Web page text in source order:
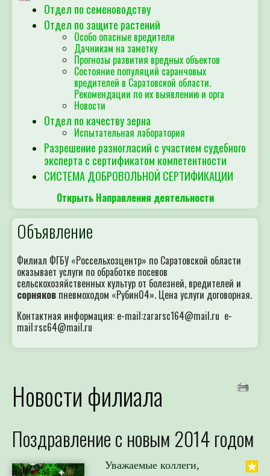
Отдел по семеноводству
Отдел по защите растений
Особо опасные вредители
Дачникам на заметку
Прогнозы развития вредных объектов
Состояние популяций саранчовых
вредителей в Саратовской области.
Рекомендации по их выявлению и орга
Новости
Отдел по качеству зерна
Испытательная лаборатория
Разрешение разногласий с участием судебного
эксперта с сертификатом компетентности
СИСТЕМА ДОБРОВОЛЬНОЙ СЕРТИФИКАЦИИ
Открыть Направления деятельности
Объявление
Филиал ФГБУ «Россельхозцентр» по Саратовской области
оказывает услуги по обработке посевов
сельскохозяйственных культур от болезней, вредителей и
сорняков пневмоходом «Рубин04». Цена услуги договорная.
Контактная информация: e-mail:zararsc164@mail.ru e-
mail:rsc64@mail.ru
Новости филиала
Поздравление с новым 2014 годом
Уважаемые коллеги,